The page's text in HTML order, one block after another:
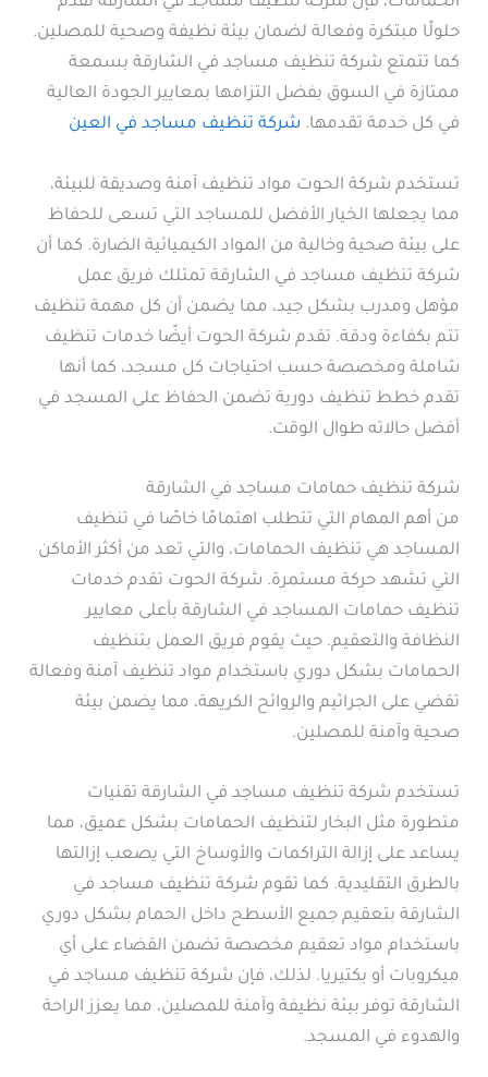
حلولًا مبتكرة وفعالة لضمان بيئة نظيفة وصحية للمصلين.
كما تتمتع شركة تنظيف مساجد في الشارقة بسمعة
ممتازة في السوق بفضل التزامها بمعايير الجودة العالية
في كل خدمة تقدمها. شركة تنظيف مساجد في العين
تستخدم شركة الحوت مواد تنظيف آمنة وصديقة للبيئة،
مما يجعلها الخيار الأفضل للمساجد التي تسعى للحفاظ
على بيئة صحية وخالية من المواد الكيميائية الضارة. كما أن
شركة تنظيف مساجد في الشارقة تمتلك فريق عمل
مؤهل ومدرب بشكل جيد، مما يضمن أن كل مهمة تنظيف
تتم بكفاءة ودقة. تقدم شركة الحوت أيضًا خدمات تنظيف
شاملة ومخصصة حسب احتياجات كل مسجد، كما أنها
تقدم خطط تنظيف دورية تضمن الحفاظ على المسجد في
أفضل حالاته طوال الوقت.
شركة تنظيف حمامات مساجد في الشارقة
من أهم المهام التي تتطلب اهتمامًا خاصًا في تنظيف
المساجد هي تنظيف الحمامات، والتي تعد من أكثر الأماكن
التي تشهد حركة مستمرة. شركة الحوت تقدم خدمات
تنظيف حمامات المساجد في الشارقة بأعلى معايير
النظافة والتعقيم. حيث يقوم فريق العمل بتنظيف
الحمامات بشكل دوري باستخدام مواد تنظيف آمنة وفعالة
تقضي على الجراثيم والروائح الكريهة، مما يضمن بيئة
صحية وآمنة للمصلين.
تستخدم شركة تنظيف مساجد في الشارقة تقنيات
متطورة مثل البخار لتنظيف الحمامات بشكل عميق، مما
يساعد على إزالة التراكمات والأوساخ التي يصعب إزالتها
بالطرق التقليدية. كما تقوم شركة تنظيف مساجد في
الشارقة بتعقيم جميع الأسطح داخل الحمام بشكل دوري
باستخدام مواد تعقيم مخصصة تضمن القضاء على أي
ميكروبات أو بكتيريا. لذلك، فإن شركة تنظيف مساجد في
الشارقة توفر بيئة نظيفة وآمنة للمصلين، مما يعزز الراحة
والهدوء في المسجد.